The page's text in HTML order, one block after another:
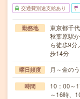
交通費別途支給あり
勤務地
東京都千
秋葉原駅
ら徒歩9
歩14分
曜日頻度 月～金の
時間
10：00～
～16時、